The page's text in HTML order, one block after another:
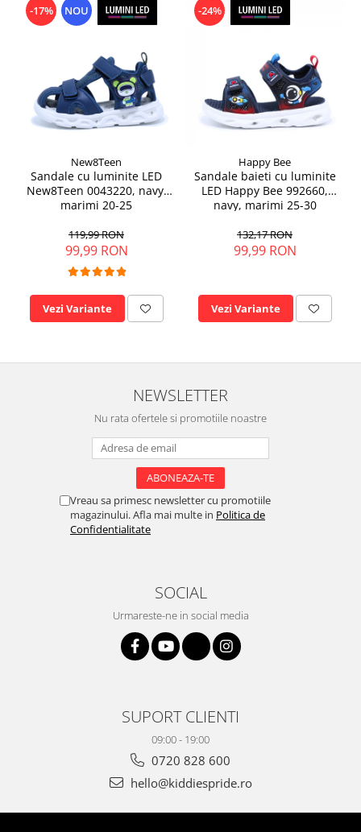
-17% NOU
New8Teen
Sandale cu luminite LED
New8Teen 0043220, navy,
marimi 20-25
119,99 RON
99,99 RON
Vezi Variante
-24%
Happy Bee
Sandale baieti cu luminite
LED Happy Bee 992660,
navy, marimi 25-30
132,17 RON
99,99 RON
Vezi Variante
NEWSLETTER
Nu rata ofertele si promotiile noastre
Vreau sa primesc newsletter cu promotiile
magazinului. Afla mai multe in Politica de
Confidentialitate
SOCIAL
Urmareste-ne in social media
SUPORT CLIENTI
09:00 - 19:00
0720 828 600
hello@kiddiespride.ro